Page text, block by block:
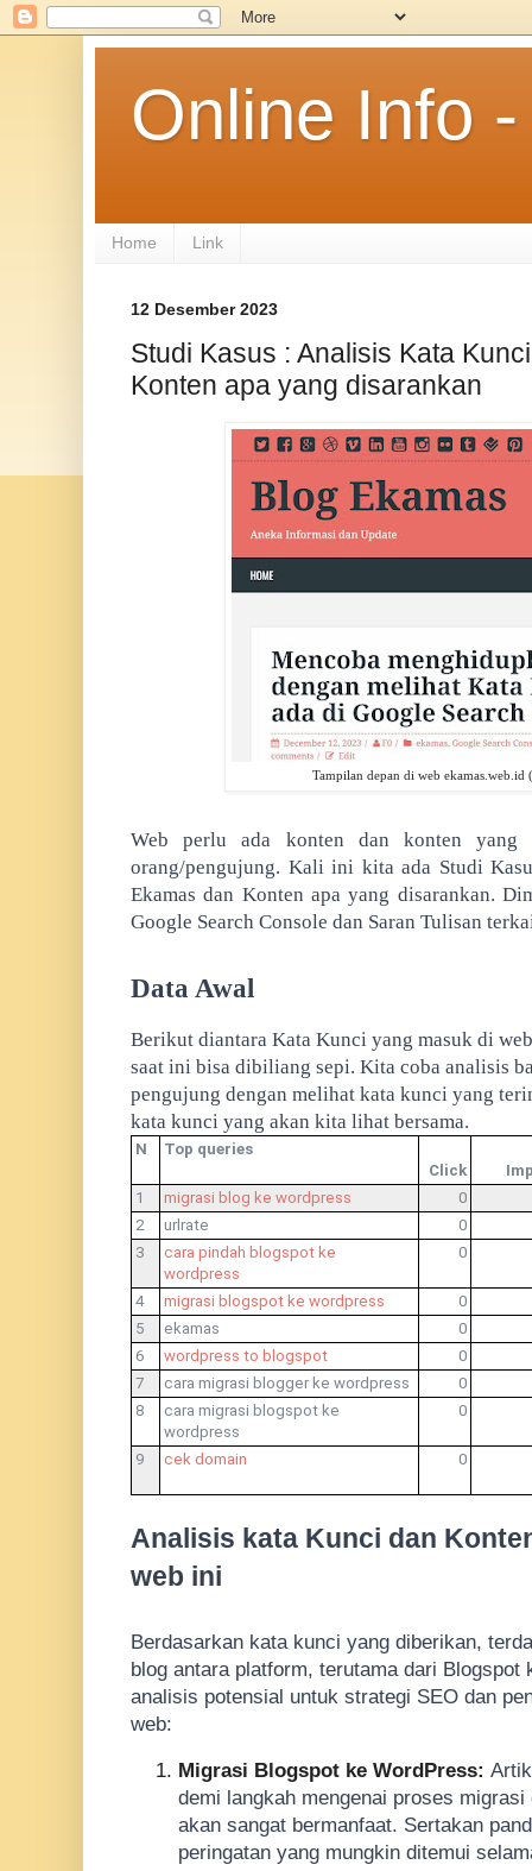
Online Info
Home Link
12 Desember 2023
Studi Kasus : Analisis Kata
Konten apa yang disarankan
Tampilan depan di web ekamas.web.id
Web perlu ada konten dan konten yang
orang/pengujung. Kali ini kita ada Studi
Ekamas dan Konten apa yang disarankan.
Google Search Console dan Saran Tulisan
Data Awal
Berikut diantara Kata Kunci yang masuk di
saat ini bisa dibiliang sepi. Kita coba analisis
pengujung dengan melihat kata kunci yang
kata kunci yang akan kita lihat bersama.
N
Top queries
Click
1
migrasi blog ke wordpress
0
2
urlrate
0
3
cara pindah blogspot ke
wordpress
0
4 migrasi blogspot ke wordpress
0
5
ekamas
0
6
wordpress to blogspot
0
7
cara migrasi blogger ke wordpress
0
8
cara migrasi blogspot ke
wordpress
0
9 cek domain 0
Analisis kata Kunci dan
web ini
Berdasarkan kata kunci yang diberikan,
blog antara platform, terutama dari
analisis potensial untuk strategi SEO dan
web:
Migrasi Blogspot ke WordPress:
demi langkah mengenai proses
akan sangat bermanfaat. Sertakan
peringatan yang mungkin ditemui